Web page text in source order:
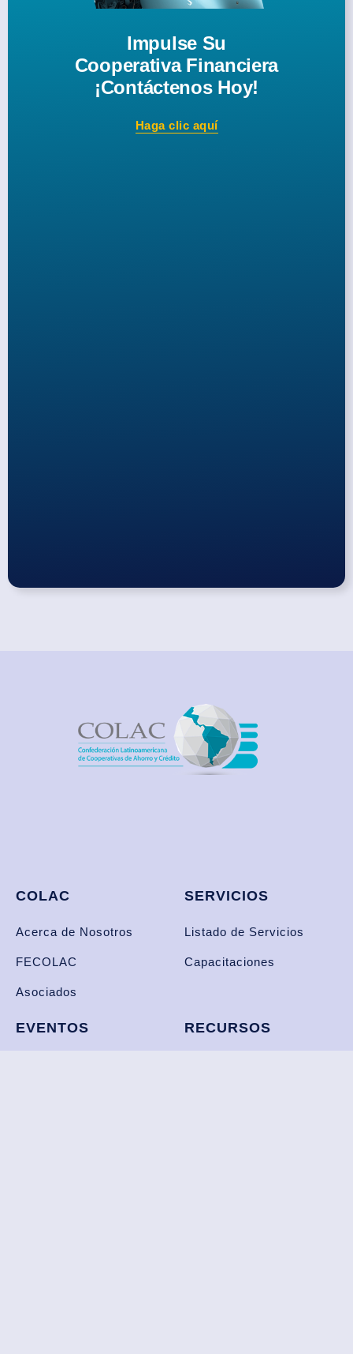
Impulse Su
Cooperativa Financiera
¡Contáctenos Hoy!
Haga clic aquí
COLAC
Acerca de Nosotros
FECOLAC
Asociados
SERVICIOS
Listado de Servicios
Capacitaciones
EVENTOS RECURSOS